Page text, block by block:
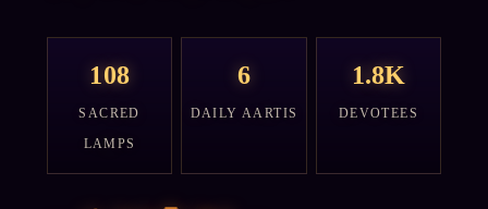
108
SACRED
LAMPS
6
DAILY AARTIS
1.8K
DEVOTEES